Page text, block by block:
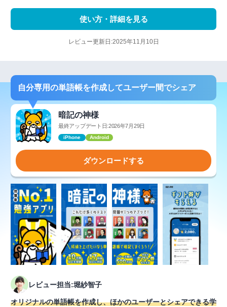
使い方・詳細を見る
レビュー更新日:2025年11月10日
自分専用の単語帳を作成してユーザー間でシェア
暗記の神様
最終アップデート日:2026年7月29日
iPhone Android
ダウンロードする
レビュー担当:堀紗智子
オリジナルの単語帳を作成し、ほかのユーザーとシェアできる学